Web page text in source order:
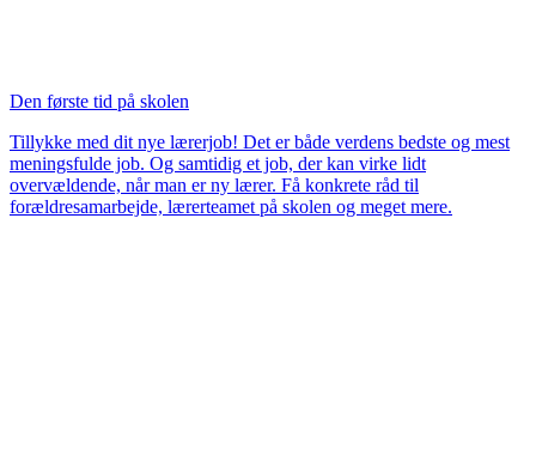
Den første tid på skolen
Tillykke med dit nye lærerjob! Det er både verdens bedste og mest
meningsfulde job. Og samtidig et job, der kan virke lidt
overvældende, når man er ny lærer. Få konkrete råd til
forældresamarbejde, lærerteamet på skolen og meget mere.